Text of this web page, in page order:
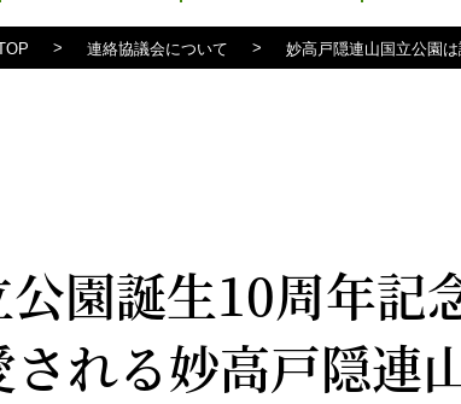
> 連絡協議会について > 妙高戸隠連山国立公園は
園誕生10周年記
れる妙高戸隠連